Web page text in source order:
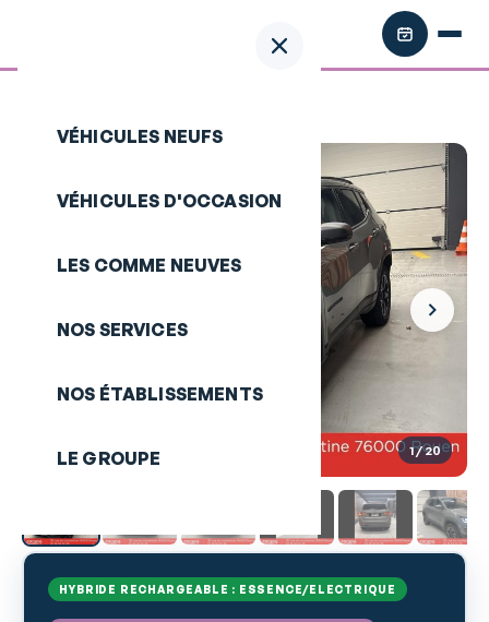
VÉHICULES NEUFS
VÉHICULES D'OCCASION
LES COMME NEUVES
NOS SERVICES
NOS ÉTABLISSEMENTS
LE GROUPE 1/ 20
HYBRIDE RECHARGEABLE : ESSENCE/ELECTRIQUE